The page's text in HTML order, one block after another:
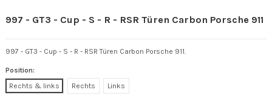
997 - GT3 - Cup - S - R - RSR Türen Carbon Porsche 911
997 - GT3 - Cup - S - R - RSR Türen Carbon Porsche 911.
Position:
Rechts & links
Rechts Links